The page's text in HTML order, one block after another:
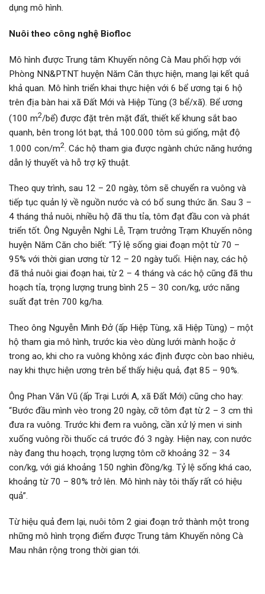
dụng mô hình.
Nuôi theo công nghệ Biofloc
Mô hình được Trung tâm Khuyến nông Cà Mau phối hợp với
Phòng NN&PTNT huyện Năm Căn thực hiện, mang lại kết quả
khả quan. Mô hình triển khai thực hiện với 6 bể ương tại 6 hộ
trên địa bàn hai xã Đất Mới và Hiệp Tùng (3 bể/xã). Bể ương
(100 m2/bể) được đặt trên mặt đất, thiết kế khung sắt bao
quanh, bên trong lót bạt, thả 100.000 tôm sú giống, mật độ
1.000 con/m2. Các hộ tham gia được ngành chức năng hướng
dẫn lý thuyết và hỗ trợ kỹ thuật.
Theo quy trình, sau 12 – 20 ngày, tôm sẽ chuyển ra vuông và
tiếp tục quản lý về nguồn nước và có bổ sung thức ăn. Sau 3 –
4 tháng thả nuôi, nhiều hộ đã thu tỉa, tôm đạt đầu con và phát
triển tốt. Ông Nguyễn Nghi Lễ, Trạm trưởng Trạm Khuyến nông
huyện Năm Căn cho biết: “Tỷ lệ sống giai đoạn một từ 70 –
95% với thời gian ương từ 12 – 20 ngày tuổi. Hiện nay, các hộ
đã thả nuôi giai đoạn hai, từ 2 – 4 tháng và các hộ cũng đã thu
hoạch tỉa, trọng lượng trung bình 25 – 30 con/kg, ước năng
suất đạt trên 700 kg/ha.
Theo ông Nguyễn Minh Đở (ấp Hiệp Tùng, xã Hiệp Tùng) – một
hộ tham gia mô hình, trước kia vèo dùng lưới mành hoặc ở
trong ao, khi cho ra vuông không xác định được còn bao nhiêu,
nay khi thực hiện ương trên bể thấy hiệu quả, đạt 85 – 90%.
Ông Phan Văn Vũ (ấp Trại Lưới A, xã Đất Mới) cũng cho hay:
“Bước đầu mình vèo trong 20 ngày, cỡ tôm đạt từ 2 – 3 cm thì
đưa ra vuông. Trước khi đem ra vuông, cần xử lý men vi sinh
xuống vuông rồi thuốc cá trước đó 3 ngày. Hiện nay, con nước
này đang thu hoạch, trọng lượng tôm cỡ khoảng 32 – 34
con/kg, với giá khoảng 150 nghìn đồng/kg. Tỷ lệ sống khá cao,
khoảng từ 70 – 80% trở lên. Mô hình này tôi thấy rất có hiệu
quả”.
Từ hiệu quả đem lại, nuôi tôm 2 giai đoạn trở thành một trong
những mô hình trọng điểm được Trung tâm Khuyến nông Cà
Mau nhân rộng trong thời gian tới.